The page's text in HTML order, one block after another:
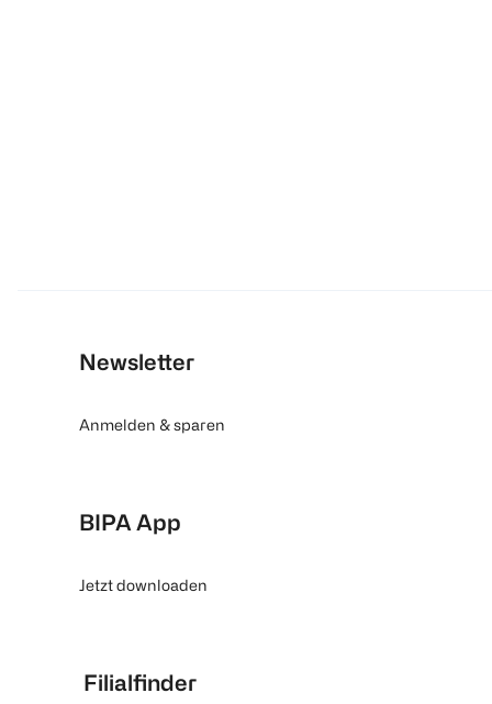
Newsletter
Anmelden & sparen
BIPA App
Jetzt downloaden
Filialfinder